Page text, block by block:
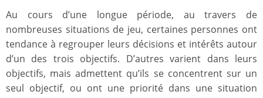
Au cours d’une longue période, au travers de
nombreuses situations de jeu, certaines personnes ont
tendance à regrouper leurs décisions et intérêts autour
d’un des trois objectifs. D’autres varient dans leurs
objectifs, mais admettent qu’ils se concentrent sur un
seul objectif, ou ont une priorité dans une situation